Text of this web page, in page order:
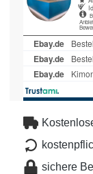
sichere